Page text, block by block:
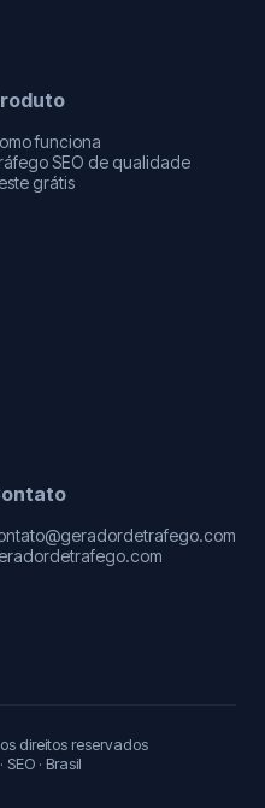
funciona
SEO de qualidade
grátis
direitos reservados
· Brasil